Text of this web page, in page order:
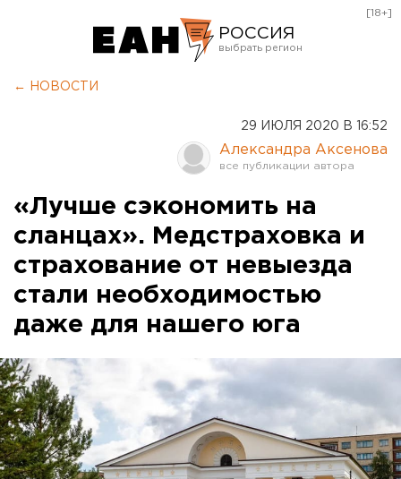
РОССИЯ
Оренбург
[18+]
← НОВОСТИ
29 ИЮЛЯ 2020 В 16:52
Александра Аксенова
«Лучше сэкономить на
сланцах». Медстраховка и
страхование от невыезда
стали необходимостью
даже для нашего юга